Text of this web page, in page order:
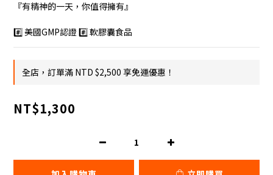
『有精神的一天，你值得擁有』
#️⃣ 美國GMP認證 #️⃣ 軟膠囊食品
全店，訂單滿 NTD $2,500 享免運優惠！
NT$1,300